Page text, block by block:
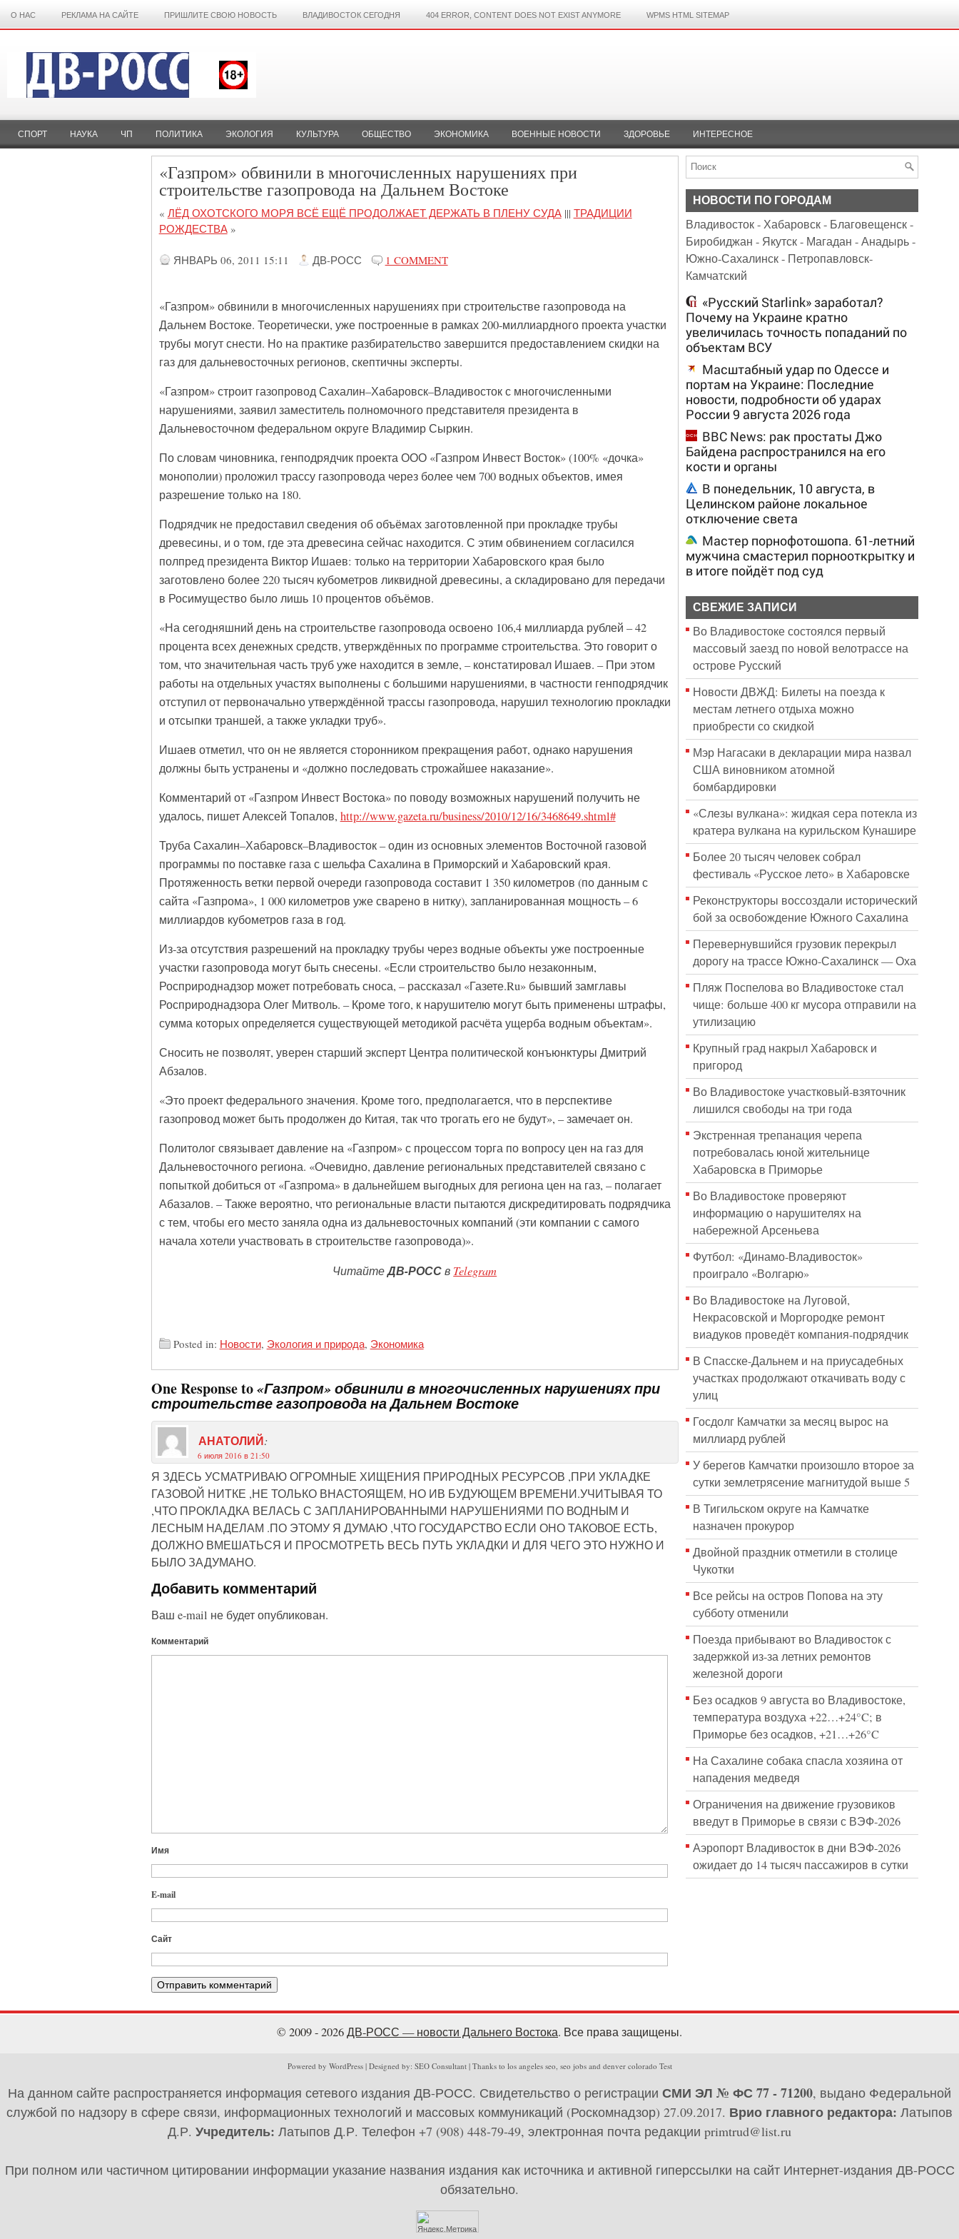
О НАС РЕКЛАМА НА САЙТЕ ПРИШЛИТЕ СВОЮ НОВОСТЬ ВЛАДИВОСТОК СЕГОДНЯ 404 ERROR, CONTENT DOES NOT EXIST ANYMORE WPMS HTML SITEMAP
СПОРТ НАУКА ЧП ПОЛИТИКА ЭКОЛОГИЯ КУЛЬТУРА ОБЩЕСТВО ЭКОНОМИКА ВОЕННЫЕ НОВОСТИ ЗДОРОВЬЕ ИНТЕРЕСНОЕ
«Газпром» обвинили в многочисленных нарушениях при
строительстве газопровода на Дальнем Востоке
« ЛЁД ОХОТСКОГО МОРЯ ВСЁ ЕЩЁ ПРОДОЛЖАЕТ ДЕРЖАТЬ В ПЛЕНУ СУДА||| ТРАДИЦИИ
РОЖДЕСТВА»
ЯНВАРЬ 06, 2011 15:11 ДВ-РОСС 1 COMMENT
«Газпром» обвинили в многочисленных нарушениях при строительстве газопровода на
Дальнем Востоке. Теоретически, уже построенные в рамках 200-миллиардного проекта участки
трубы могут снести. Но на практике разбирательство завершится предоставлением скидки на
газ для дальневосточных регионов, скептичны эксперты.
«Газпром» строит газопровод Сахалин–Хабаровск–Владивосток с многочисленными
нарушениями, заявил заместитель полномочного представителя президента в
Дальневосточном федеральном округе Владимир Сыркин.
По словам чиновника, генподрядчик проекта ООО «Газпром Инвест Восток» (100% «дочка»
монополии) проложил трассу газопровода через более чем 700 водных объектов, имея
разрешение только на 180.
Подрядчик не предоставил сведения об объёмах заготовленной при прокладке трубы
древесины, и о том, где эта древесина сейчас находится. С этим обвинением согласился
полпред президента Виктор Ишаев: только на территории Хабаровского края было
заготовлено более 220 тысяч кубометров ликвидной древесины, а складировано для передачи
в Росимущество было лишь 10 процентов объёмов.
«На сегодняшний день на строительстве газопровода освоено 106,4 миллиарда рублей – 42
процента всех денежных средств, утверждённых по программе строительства. Это говорит о
том, что значительная часть труб уже находится в земле, – констатировал Ишаев. – При этом
работы на отдельных участях выполнены с большими нарушениями, в частности генподрядчик
отступил от первоначально утверждённой трассы газопровода, нарушил технологию прокладки
и отсыпки траншей, а также укладки труб».
Ишаев отметил, что он не является сторонником прекращения работ, однако нарушения
должны быть устранены и «должно последовать строжайшее наказание».
Комментарий от «Газпром Инвест Востока» по поводу возможных нарушений получить не
удалось, пишет Алексей Топалов, http://www.gazeta.ru/business/2010/12/16/3468649.shtml#
Труба Сахалин–Хабаровск–Владивосток – один из основных элементов Восточной газовой
программы по поставке газа с шельфа Сахалина в Приморский и Хабаровский края.
Протяженность ветки первой очереди газопровода составит 1 350 километров (по данным с
сайта «Газпрома», 1 000 километров уже сварено в нитку), запланированная мощность – 6
миллиардов кубометров газа в год.
Из-за отсутствия разрешений на прокладку трубы через водные объекты уже построенные
участки газопровода могут быть снесены. «Если строительство было незаконным,
Росприроднадзор может потребовать сноса, – рассказал «Газете.Ru» бывший замглавы
Росприроднадзора Олег Митволь. – Кроме того, к нарушителю могут быть применены штрафы,
сумма которых определяется существующей методикой расчёта ущерба водным объектам».
Сносить не позволят, уверен старший эксперт Центра политической конъюнктуры Дмитрий
Абзалов.
«Это проект федерального значения. Кроме того, предполагается, что в перспективе
газопровод может быть продолжен до Китая, так что трогать его не будут», – замечает он.
Политолог связывает давление на «Газпром» с процессом торга по вопросу цен на газ для
Дальневосточного региона. «Очевидно, давление региональных представителей связано с
попыткой добиться от «Газпрома» в дальнейшем выгодных для региона цен на газ, – полагает
Абазалов. – Также вероятно, что региональные власти пытаются дискредитировать подрядчика
с тем, чтобы его место заняла одна из дальневосточных компаний (эти компании с самого
начала хотели участвовать в строительстве газопровода)».
ЧитайтеДВ-РОССв Telegram
Posted in: Новости, Экология и природа, Экономика
One Response to«Газпром» обвинили в многочисленных нарушениях при
строительстве газопровода на Дальнем Востоке
АНАТОЛИЙ:
6 июля 2016 в 21:50
Я ЗДЕСЬ УСМАТРИВАЮ ОГРОМНЫЕ ХИЩЕНИЯ ПРИРОДНЫХ РЕСУРСОВ ,ПРИ УКЛАДКЕ
ГАЗОВОЙ НИТКЕ ,НЕ ТОЛЬКО ВНАСТОЯЩЕМ, НО ИВ БУДУЮЩЕМ ВРЕМЕНИ.УЧИТЫВАЯ ТО
,ЧТО ПРОКЛАДКА ВЕЛАСЬ С ЗАПЛАНИРОВАННЫМИ НАРУШЕНИЯМИ ПО ВОДНЫМ И
ЛЕСНЫМ НАДЕЛАМ .ПО ЭТОМУ Я ДУМАЮ ,ЧТО ГОСУДАРСТВО ЕСЛИ ОНО ТАКОВОЕ ЕСТЬ,
ДОЛЖНО ВМЕШАТЬСЯ И ПРОСМОТРЕТЬ ВЕСЬ ПУТЬ УКЛАДКИ И ДЛЯ ЧЕГО ЭТО НУЖНО И
БЫЛО ЗАДУМАНО.
Добавить комментарий
Ваш e-mail не будет опубликован.
Комментарий
Имя
E-mail
Сайт
НОВОСТИ ПО ГОРОДАМ
Владивосток-Хабаровск- Благовещенск-
Биробиджан - Якутск- Магадан -Анадырь-
Южно-Сахалинск- Петропавловск-
Камчатский
«Русский Starlink» заработал?
Почему на Украине кратно
увеличилась точность попаданий по
объектам ВСУ
Масштабный удар по Одессе и
портам на Украине: Последние
новости, подробности об ударах
России 9 августа 2026 года
BBC News: рак простаты Джо
Байдена распространился на его
кости и органы
В понедельник, 10 августа, в
Целинском районе локальное
отключение света
Мастер порнофотошопа. 61-летний
мужчина смастерил порнооткрытку и
в итоге пойдёт под суд
СВЕЖИЕ ЗАПИСИ
Во Владивостоке состоялся первый
массовый заезд по новой велотрассе на
острове Русский
Новости ДВЖД: Билеты на поезда к
местам летнего отдыха можно
приобрести со скидкой
Мэр Нагасаки в декларации мира назвал
США виновником атомной
бомбардировки
«Слезы вулкана»: жидкая сера потекла из
кратера вулкана на курильском Кунашире
Более 20 тысяч человек собрал
фестиваль «Русское лето» в Хабаровске
Реконструкторы воссоздали исторический
бой за освобождение Южного Сахалина
Перевернувшийся грузовик перекрыл
дорогу на трассе Южно-Сахалинск — Оха
Пляж Поспелова во Владивостоке стал
чище: больше 400 кг мусора отправили на
утилизацию
Крупный град накрыл Хабаровск и
пригород
Во Владивостоке участковый-взяточник
лишился свободы на три года
Экстренная трепанация черепа
потребовалась юной жительнице
Хабаровска в Приморье
Во Владивостоке проверяют
информацию о нарушителях на
набережной Арсеньева
Футбол: «Динамо-Владивосток»
проиграло «Волгарю»
Во Владивостоке на Луговой,
Некрасовской и Моргородке ремонт
виадуков проведёт компания-подрядчик
В Спасске-Дальнем и на приусадебных
участках продолжают откачивать воду с
улиц
Госдолг Камчатки за месяц вырос на
миллиард рублей
У берегов Камчатки произошло второе за
сутки землетрясение магнитудой выше 5
В Тигильском округе на Камчатке
назначен прокурор
Двойной праздник отметили в столице
Чукотки
Все рейсы на остров Попова на эту
субботу отменили
Поезда прибывают во Владивосток с
задержкой из-за летних ремонтов
железной дороги
Без осадков 9 августа во Владивостоке,
температура воздуха +22…+24°C; в
Приморье без осадков, +21…+26°C
На Сахалине собака спасла хозяина от
нападения медведя
Ограничения на движение грузовиков
введут в Приморье в связи с ВЭФ-2026
Аэропорт Владивосток в дни ВЭФ-2026
ожидает до 14 тысяч пассажиров в сутки
© 2009 - 2026ДВ-РОСС — новости Дальнего Востока. Все права защищены.
Powered by WordPress | Designed by: SEO Consultant | Thanks to los angeles seo, seo jobs and denver colorado Test
На данном сайте распространяется информация сетевого издания ДВ-РОСС. Свидетельство о регистрации СМИ ЭЛ № ФС 77 - 71200, выдано Федеральной
службой по надзору в сфере связи, информационных технологий и массовых коммуникаций (Роскомнадзор) 27.09.2017. Врио главного редактора: Латыпов
Д.Р. Учредитель: Латыпов Д.Р. Телефон +7 (908) 448-79-49, электронная почта редакции primtrud@list.ru
При полном или частичном цитировании информации указание названия издания как источника и активной гиперссылки на сайт Интернет-издания ДВ-РОСС
обязательно.